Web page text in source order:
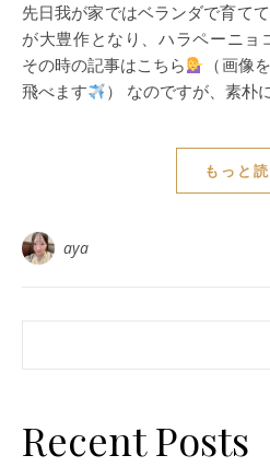
先日我が家ではベランダで育てている、ハラペーニョちゃん
が大豊作となり、ハラペーニョ
その時の記事はこちら
（画像
飛べます
） なのですが、素朴
もっと
aya
Recent Posts